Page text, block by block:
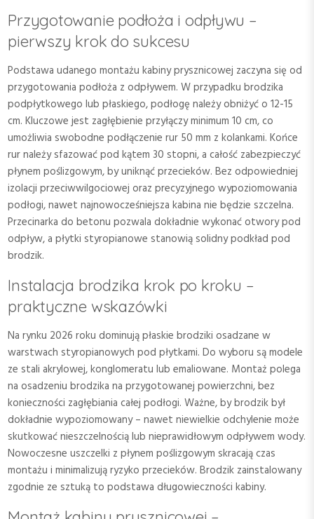
Przygotowanie podłoża i odpływu –
pierwszy krok do sukcesu
Podstawa udanego montażu kabiny prysznicowej zaczyna się od
przygotowania podłoża z odpływem. W przypadku brodzika
podpłytkowego lub płaskiego, podłogę należy obniżyć o 12-15
cm. Kluczowe jest zagłębienie przyłączy minimum 10 cm, co
umożliwia swobodne podłączenie rur 50 mm z kolankami. Końce
rur należy sfazować pod kątem 30 stopni, a całość zabezpieczyć
płynem poślizgowym, by uniknąć przecieków. Bez odpowiedniej
izolacji przeciwwilgociowej oraz precyzyjnego wypoziomowania
podłogi, nawet najnowocześniejsza kabina nie będzie szczelna.
Przecinarka do betonu pozwala dokładnie wykonać otwory pod
odpływ, a płytki styropianowe stanowią solidny podkład pod
brodzik.
Instalacja brodzika krok po kroku –
praktyczne wskazówki
Na rynku 2026 roku dominują płaskie brodziki osadzane w
warstwach styropianowych pod płytkami. Do wyboru są modele
ze stali akrylowej, konglomeratu lub emaliowane. Montaż polega
na osadzeniu brodzika na przygotowanej powierzchni, bez
konieczności zagłębiania całej podłogi. Ważne, by brodzik był
dokładnie wypoziomowany – nawet niewielkie odchylenie może
skutkować nieszczelnością lub nieprawidłowym odpływem wody.
Nowoczesne uszczelki z płynem poślizgowym skracają czas
montażu i minimalizują ryzyko przecieków. Brodzik zainstalowany
zgodnie ze sztuką to podstawa długowieczności kabiny.